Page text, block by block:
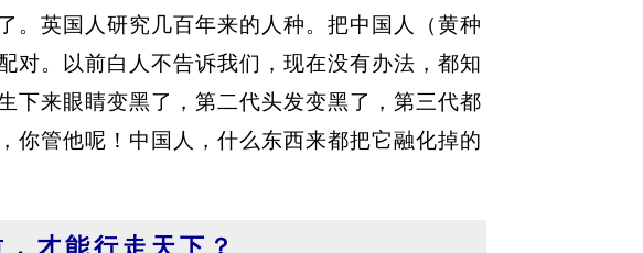
。英国人研究几百年来的人种。把中国人（黄种
对。以前白人不告诉我们，现在没有办法，都知
下来眼睛变黑了，第二代头发变黑了，第三代都
你管他呢！中国人，什么东西来都把它融化掉的
才能行走天下？